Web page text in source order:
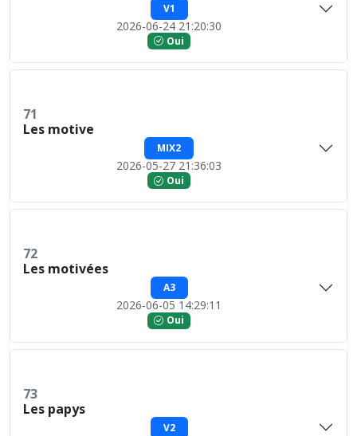
V1
2026-06-24 21:20:30
Oui
71
Les motive
MIX2
2026-05-27 21:36:03
Oui
72
Les motivées
A3
2026-06-05 14:29:11
Oui
73
Les papys
V2